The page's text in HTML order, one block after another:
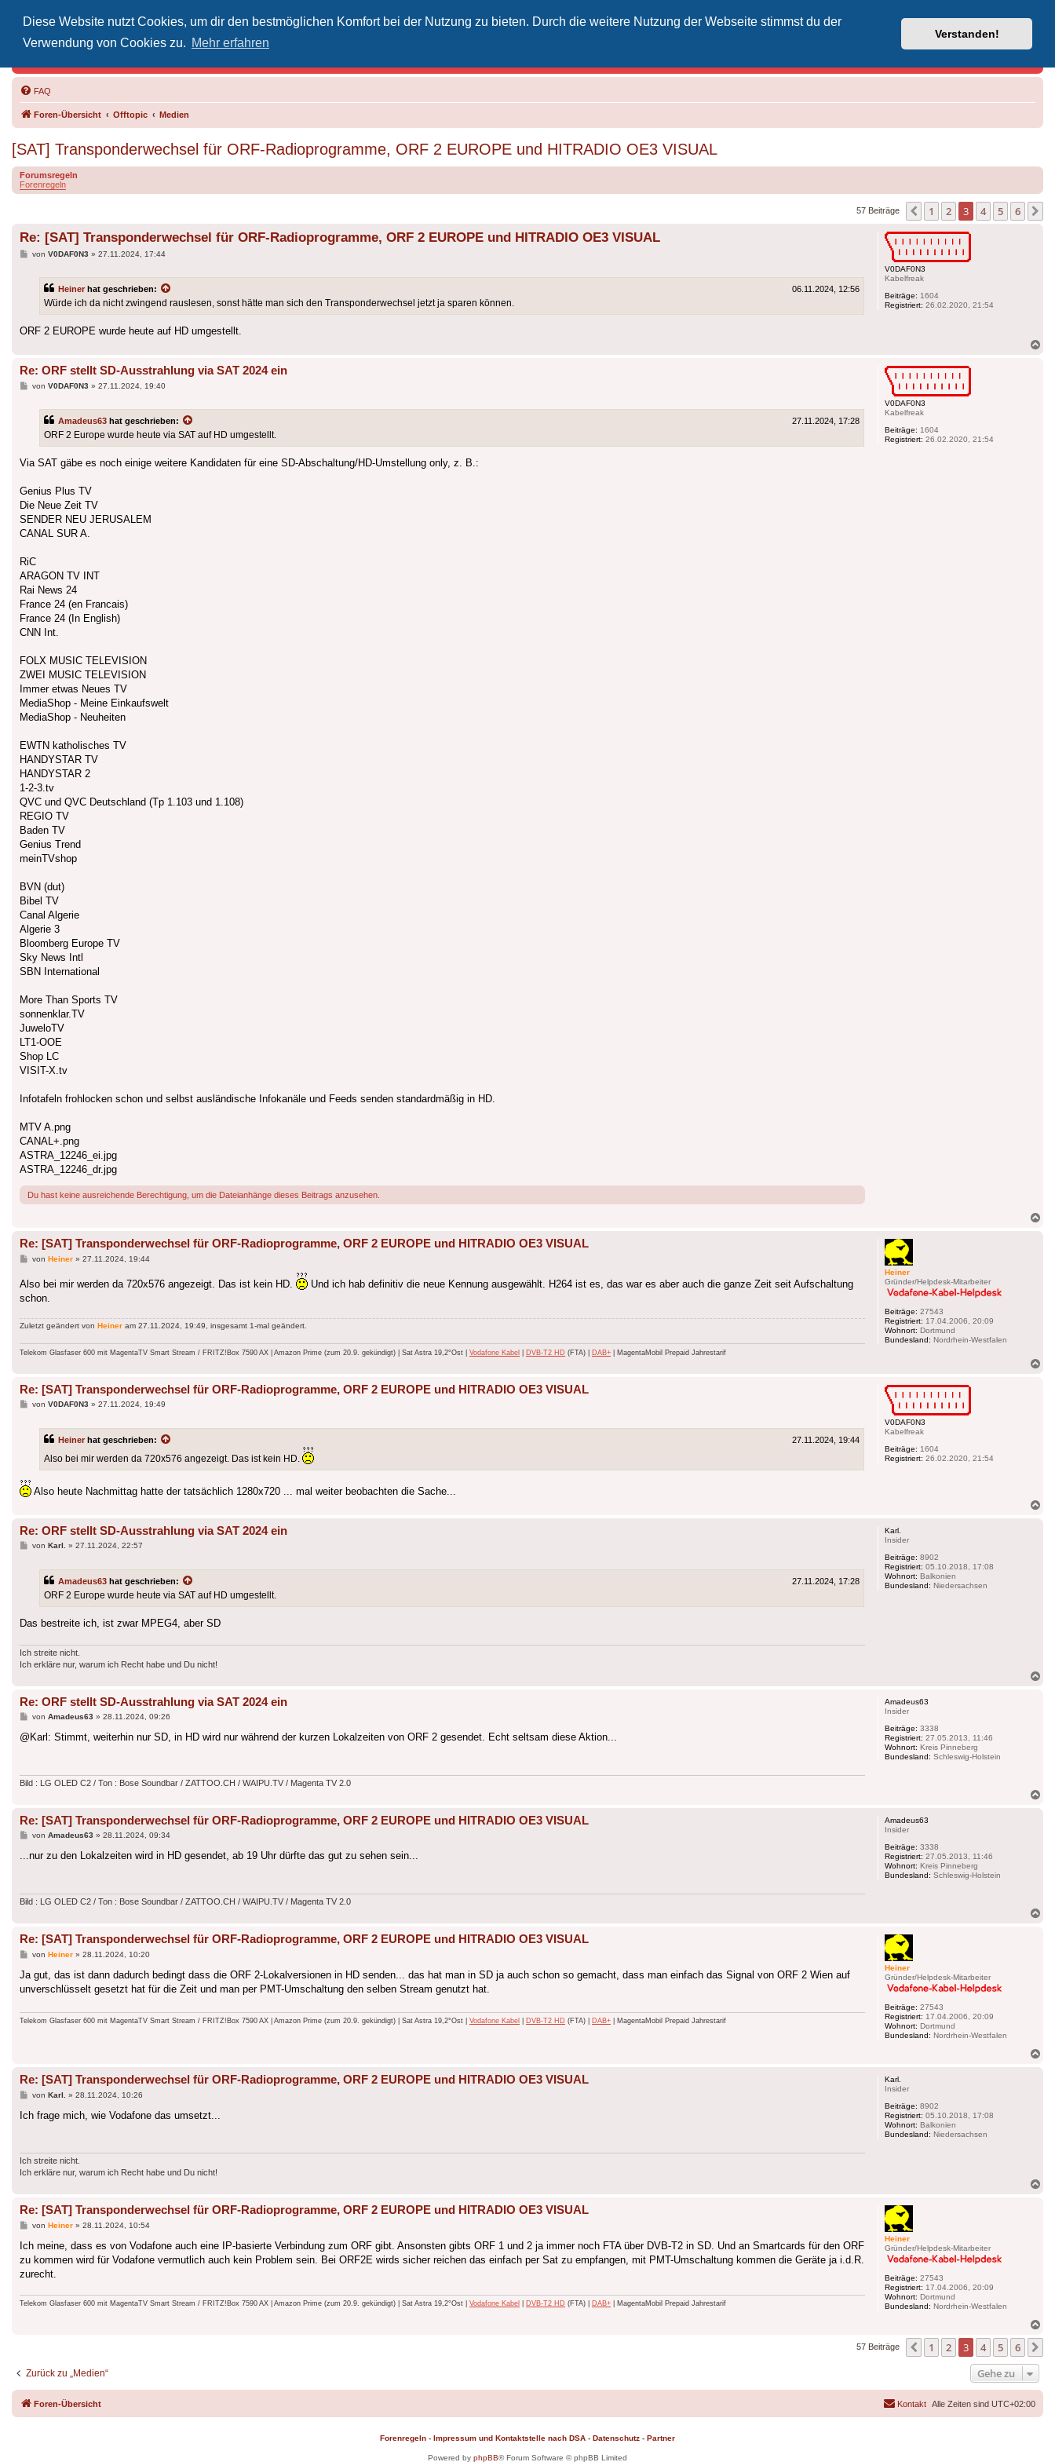
Diese Website nutzt Cookies, um dir den bestmöglichen Komfort bei der Nutzung zu bieten. Durch die weitere Nutzung der Webseite stimmst du der
Verwendung von Cookies zu. Mehr erfahren
Verstanden!
Vodafone-Kabel-Helpdesk
FAQ
Foren-Übersicht Offtopic Medien
[SAT] Transponderwechsel für ORF-Radioprogramme, ORF 2 EUROPE und HITRADIO OE3 VISUAL
Forumsregeln
Forenregeln
57 Beiträge Vorherige
1 2 3 4 5 6
V0DAF0N3
Kabelfreak
Beiträge: 1604
Registriert: 26.02.2020, 21:54
Re: [SAT] Transponderwechsel für ORF-Radioprogramme, ORF 2 EUROPE und HITRADIO OE3 VISUAL
Beitrag
von V0DAF0N3 » 27.11.2024, 17:44
Heiner hat geschrieben: 06.11.2024, 12:56
Würde ich da nicht zwingend rauslesen, sonst hätte man sich den Transponderwechsel jetzt ja sparen können.
ORF 2 EUROPE wurde heute auf HD umgestellt.
V0DAF0N3
Kabelfreak
Beiträge: 1604
Registriert: 26.02.2020, 21:54
Re: ORF stellt SD-Ausstrahlung via SAT 2024 ein
Beitrag
von V0DAF0N3» 27.11.2024, 19:40
Amadeus63 hat geschrieben: 27.11.2024, 17:28
ORF 2 Europe wurde heute via SAT auf HD umgestellt.
Via SAT gäbe es noch einige weitere Kandidaten für eine SD-Abschaltung/HD-Umstellung only, z. B.:
Genius Plus TV
Die Neue Zeit TV
SENDER NEU JERUSALEM
CANAL SUR A.
RiC
ARAGON TV INT
Rai News 24
France 24 (en Francais)
France 24 (In English)
CNN Int.
FOLX MUSIC TELEVISION
ZWEI MUSIC TELEVISION
Immer etwas Neues TV
MediaShop - Meine Einkaufswelt
MediaShop - Neuheiten
EWTN katholisches TV
HANDYSTAR TV
HANDYSTAR 2
1-2-3.tv
QVC und QVC Deutschland (Tp 1.103 und 1.108)
REGIO TV
Baden TV
Genius Trend
meinTVshop
BVN (dut)
Bibel TV
Canal Algerie
Algerie 3
Bloomberg Europe TV
Sky News Intl
SBN International
More Than Sports TV
sonnenklar.TV
JuweloTV
LT1-OOE
Shop LC
VISIT-X.tv
Infotafeln frohlocken schon und selbst ausländische Infokanäle und Feeds senden standardmäßig in HD.
MTV A.png
CANAL+.png
ASTRA_12246_ei.jpg
ASTRA_12246_dr.jpg
Du hast keine ausreichende Berechtigung, um die Dateianhänge dieses Beitrags anzusehen.
Heiner
Gründer/Helpdesk-Mitarbeiter
Beiträge: 27543
Registriert: 17.04.2006, 20:09
Wohnort: Dortmund
Bundesland: Nordrhein-Westfalen
Re: [SAT] Transponderwechsel für ORF-Radioprogramme, ORF 2 EUROPE und HITRADIO OE3 VISUAL
Beitrag
von Heiner» 27.11.2024, 19:44
Also bei mir werden da 720x576 angezeigt. Das ist kein HD.
Und ich hab definitiv die neue Kennung ausgewählt. H264 ist es, das war es aber auch die ganze Zeit seit Aufschaltung
schon.
Zuletzt geändert von Heiner am 27.11.2024, 19:49, insgesamt 1-mal geändert.
Telekom Glasfaser 600 mit MagentaTV Smart Stream / FRITZ!Box 7590 AX | Amazon Prime (zum 20.9. gekündigt) | Sat Astra 19,2°Ost | Vodafone Kabel DVB-T2 HD (FTA) | DAB+ | MagentaMobil Prepaid Jahrestarif
V0DAF0N3
Kabelfreak
Beiträge: 1604
Registriert: 26.02.2020, 21:54
Re: [SAT] Transponderwechsel für ORF-Radioprogramme, ORF 2 EUROPE und HITRADIO OE3 VISUAL
Beitrag
von V0DAF0N3» 27.11.2024, 19:49
Heiner hat geschrieben: 27.11.2024, 19:44
Also bei mir werden da 720x576 angezeigt. Das ist kein HD.
Also heute Nachmittag hatte der tatsächlich 1280x720 ... mal weiter beobachten die Sache...
Karl.
Insider
Beiträge: 8902
Registriert: 05.10.2018, 17:08
Wohnort: Balkonien
Bundesland: Niedersachsen
Re: ORF stellt SD-Ausstrahlung via SAT 2024 ein
Beitrag
von Karl. » 27.11.2024, 22:57
Amadeus63 hat geschrieben: 27.11.2024, 17:28
ORF 2 Europe wurde heute via SAT auf HD umgestellt.
Das bestreite ich, ist zwar MPEG4, aber SD
Ich streite nicht.
Ich erkläre nur, warum ich Recht habe und Du nicht!
Amadeus63
Insider
Beiträge: 3338
Registriert: 27.05.2013, 11:46
Wohnort: Kreis Pinneberg
Bundesland: Schleswig-Holstein
Re: ORF stellt SD-Ausstrahlung via SAT 2024 ein
Beitrag
von Amadeus63» 28.11.2024, 09:26
@Karl: Stimmt, weiterhin nur SD, in HD wird nur während der kurzen Lokalzeiten von ORF 2 gesendet. Echt seltsam diese Aktion...
Bild : LG OLED C2 / Ton : Bose Soundbar / ZATTOO.CH / WAIPU.TV / Magenta TV 2.0
Amadeus63
Insider
Beiträge: 3338
Registriert: 27.05.2013, 11:46
Wohnort: Kreis Pinneberg
Bundesland: Schleswig-Holstein
Re: [SAT] Transponderwechsel für ORF-Radioprogramme, ORF 2 EUROPE und HITRADIO OE3 VISUAL
Beitrag
von Amadeus63 » 28.11.2024, 09:34
...nur zu den Lokalzeiten wird in HD gesendet, ab 19 Uhr dürfte das gut zu sehen sein...
Bild : LG OLED C2 / Ton : Bose Soundbar / ZATTOO.CH / WAIPU.TV / Magenta TV 2.0
Heiner
Gründer/Helpdesk-Mitarbeiter
Beiträge: 27543
Registriert: 17.04.2006, 20:09
Wohnort: Dortmund
Bundesland: Nordrhein-Westfalen
Re: [SAT] Transponderwechsel für ORF-Radioprogramme, ORF 2 EUROPE und HITRADIO OE3 VISUAL
Beitrag
von Heiner» 28.11.2024, 10:20
Ja gut, das ist dann dadurch bedingt dass die ORF 2-Lokalversionen in HD senden... das hat man in SD ja auch schon so gemacht, dass man einfach das Signal von ORF 2 Wien auf
unverschlüsselt gesetzt hat für die Zeit und man per PMT-Umschaltung den selben Stream genutzt hat.
Telekom Glasfaser 600 mit MagentaTV Smart Stream / FRITZ!Box 7590 AX | Amazon Prime (zum 20.9. gekündigt) | Sat Astra 19,2°Ost | Vodafone Kabel DVB-T2 HD (FTA) | DAB+ | MagentaMobil Prepaid Jahrestarif
Karl.
Insider
Beiträge: 8902
Registriert: 05.10.2018, 17:08
Wohnort: Balkonien
Bundesland: Niedersachsen
Re: [SAT] Transponderwechsel für ORF-Radioprogramme, ORF 2 EUROPE und HITRADIO OE3 VISUAL
Beitrag
von Karl. » 28.11.2024, 10:26
Ich frage mich, wie Vodafone das umsetzt...
Ich streite nicht.
Ich erkläre nur, warum ich Recht habe und Du nicht!
Heiner
Gründer/Helpdesk-Mitarbeiter
Beiträge: 27543
Registriert: 17.04.2006, 20:09
Wohnort: Dortmund
Bundesland: Nordrhein-Westfalen
Re: [SAT] Transponderwechsel für ORF-Radioprogramme, ORF 2 EUROPE und HITRADIO OE3 VISUAL
Beitrag
von Heiner» 28.11.2024, 10:54
Ich meine, dass es von Vodafone auch eine IP-basierte Verbindung zum ORF gibt. Ansonsten gibts ORF 1 und 2 ja immer noch FTA über DVB-T2 in SD. Und an Smartcards für den ORF
zu kommen wird für Vodafone vermutlich auch kein Problem sein. Bei ORF2E wirds sicher reichen das einfach per Sat zu empfangen, mit PMT-Umschaltung kommen die Geräte ja i.d.R.
zurecht.
Telekom Glasfaser 600 mit MagentaTV Smart Stream / FRITZ!Box 7590 AX | Amazon Prime (zum 20.9. gekündigt) | Sat Astra 19,2°Ost | Vodafone Kabel DVB-T2 HD (FTA) | DAB+ | MagentaMobil Prepaid Jahrestarif
57 Beiträge Vorherige
1 2 3 4 5 6
Zurück zu „Medien“ Gehe zu
Foren-Übersicht Alle Zeiten sind UTC+02:00
Kontakt
Forenregeln - Impressum und Kontaktstelle nach DSA - Datenschutz - Partner
Powered by phpBB® Forum Software © phpBB Limited